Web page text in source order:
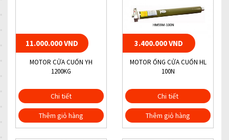
11.000.000 VND
MOTOR CỬA CUỐN YH
1200KG
Chi tiết
Thêm giỏ hàng
3.400.000 VND
MOTOR ỐNG CỬA CUỐN HL
100N
Chi tiết
Thêm giỏ hàng